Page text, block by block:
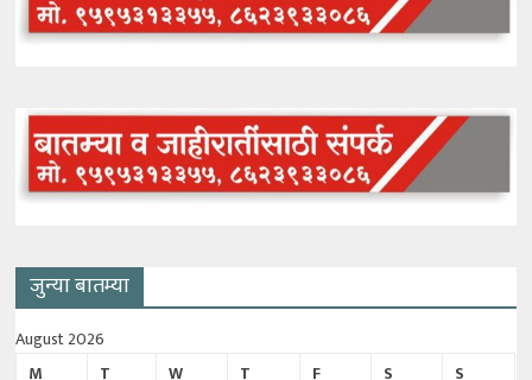
जुन्या बातम्या
August 2026
M
T W T F S S